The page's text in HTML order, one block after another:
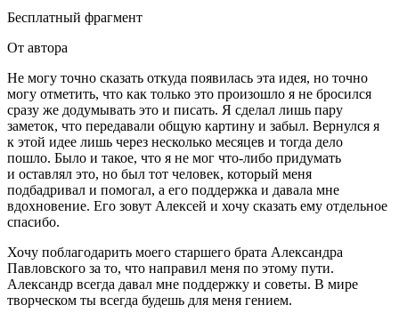
Бесплатный фрагмент
От автора
Не могу точно сказать откуда появилась эта идея, но точно
могу отметить, что как только это произошло я не бросился
сразу же додумывать это и писать. Я сделал лишь пару
заметок, что передавали общую картину и забыл. Вернулся я
к этой идее лишь через несколько месяцев и тогда дело
пошло. Было и такое, что я не мог что-либо придумать
и оставлял это, но был тот человек, который меня
подбадривал и помогал, а его поддержка и давала мне
вдохновение. Его зовут Алексей и хочу сказать ему отдельное
спасибо.
Хочу поблагодарить моего старшего брата Александра
Павловского за то, что направил меня по этому пути.
Александр всегда давал мне поддержку и советы. В мире
творческом ты всегда будешь для меня гением.